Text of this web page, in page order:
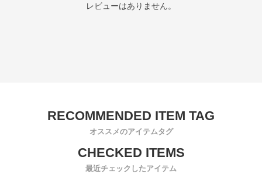
レビューはありません。
オススメのアイテムタグ
最近チェックしたアイテム